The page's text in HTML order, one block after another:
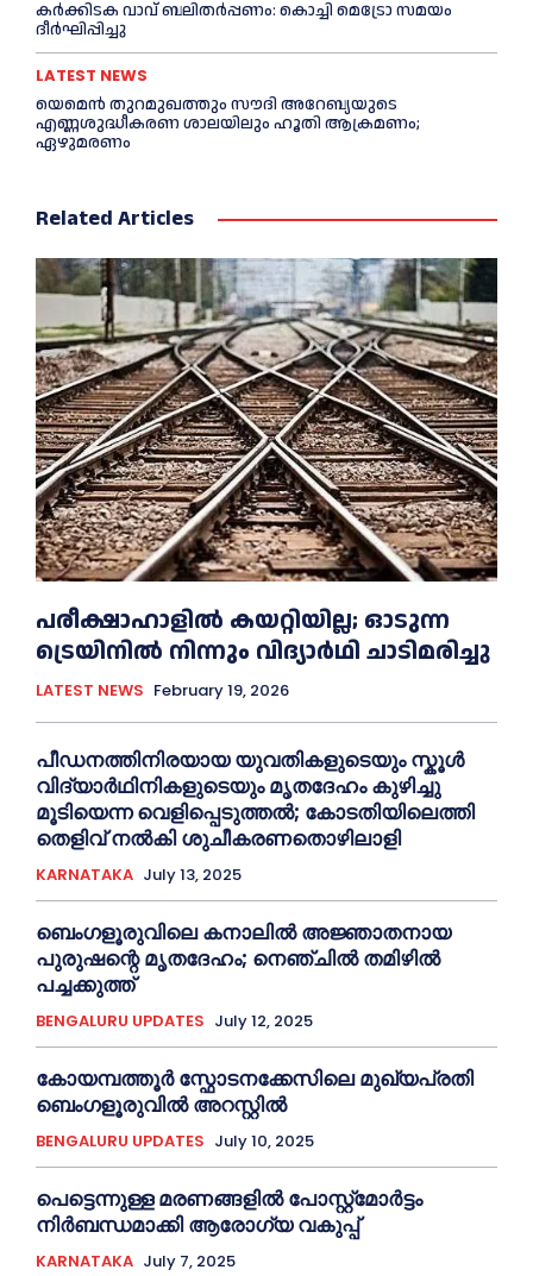
കര്‍ക്കിടക വാവ് ബലിതര്‍പ്പണം: കൊച്ചി മെട്രോ സമയം
ദീര്‍ഘിപ്പിച്ചു
LATEST NEWS
യെമെൻ തുറമുഖത്തും സൗദി അറേബ്യയുടെ
എണ്ണശുദ്ധീകരണ ശാലയിലും ഹൂതി ആക്രമണം;
ഏഴുമരണം
Related Articles
പരീക്ഷാഹാളിൽ കയറ്റിയില്ല; ഓടുന്ന
ട്രെയിനിൽ നിന്നും വിദ്യാർഥി ചാടിമരിച്ചു
LATEST NEWS February 19, 2026
പീഡനത്തിനിരയായ യുവതികളുടെയും സ്കൂൾ
വിദ്യാർഥിനികളുടെയും മൃതദേഹം കുഴിച്ചു
മൂടിയെന്ന വെളിപ്പെടുത്തൽ; കോടതിയിലെത്തി
തെളിവ് നൽകി ശുചീകരണതൊഴിലാളി
KARNATAKA July 13, 2025
ബെംഗളൂരുവിലെ കനാലിൽ അജ്ഞാതനായ
പുരുഷന്റെ മൃതദേഹം; നെഞ്ചിൽ തമിഴിൽ
പച്ചക്കുത്ത്
BENGALURU UPDATES July 12, 2025
കോയമ്പത്തൂർ സ്ഫോടനക്കേസിലെ മുഖ്യപ്രതി
ബെംഗളൂരുവിൽ അറസ്റ്റിൽ
BENGALURU UPDATES July 10, 2025
പെട്ടെന്നുള്ള മരണങ്ങളിൽ പോസ്റ്റ്മോർട്ടം
നിർബന്ധമാക്കി ആരോഗ്യ വകുപ്പ്
KARNATAKA July 7, 2025